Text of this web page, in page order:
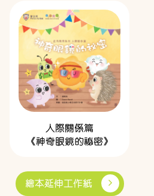
人際關係篇
《神奇眼鏡的祕密》
繪本延伸工作紙